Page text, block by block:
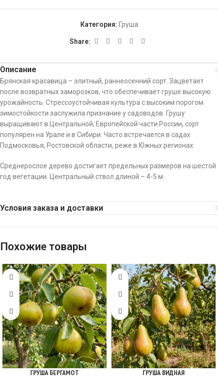
Категория: Груша
Share:
Описание
Брянская красавица – элитный, раннеосенний сорт. Зацветает
после возвратных заморозков, что обеспечивает груше высокую
урожайность. Стрессоустойчивая культура с высоким порогом
зимостойкости заслужила признание у садоводов. Грушу
выращивают в Центральной, Европейской части России, сорт
популярен на Урале и в Сибири. Часто встречается в садах
Подмосковья, Ростовской области, реже в Южных регионах.
Среднерослое дерево достигает предельных размеров на шестой
год вегетации. Центральный ствол длиной – 4-5 м.
Условия заказа и доставки
Похожие товары
ГРУША БЕРГАМОТ ГРУША ВИДНАЯ